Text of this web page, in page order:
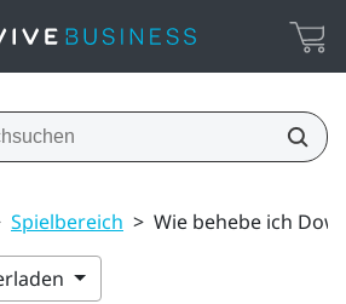
Spielbereich > Wie behebe ich